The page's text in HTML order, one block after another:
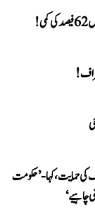
کی حمایت، کہا- ’حکومت
چاہیے‘